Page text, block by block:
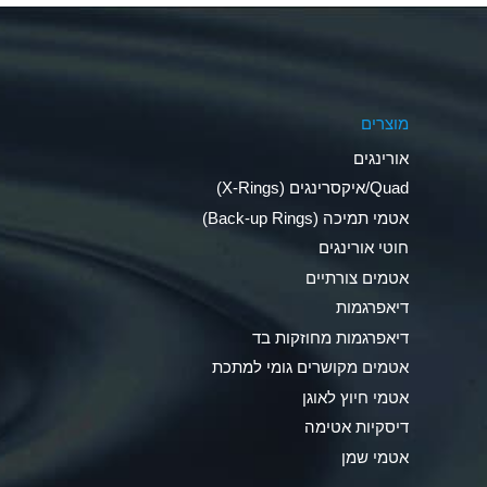
Ammonia Anhydrous
Ammonia Gas (hot)
Ammonium Carbonate (Aqueous)
Ammonium Chloride (Aqueous)
Ammonium Hydroxide (conc.)
Ammonium Nitrate (Aqueous)
Ammonium Nitrite (Aqueous)
מוצרים
אורינגים
Quad/איקסרינגים (X-Rings)
אטמי תמיכה (Back-up Rings)
חוטי אורינגים
אטמים צורתיים
דיאפרגמות
דיאפרגמות מחוזקות בד
אטמים מקושרים גומי למתכת
אטמי חיוץ לאוגן
דיסקיות אטימה
אטמי שמן